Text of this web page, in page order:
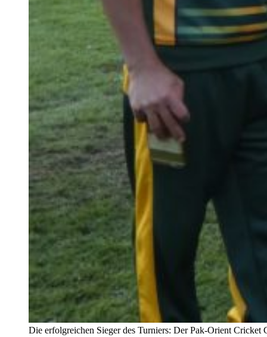
Die erfolgreichen Sieger des Turniers: Der Pak-Orient Cricket